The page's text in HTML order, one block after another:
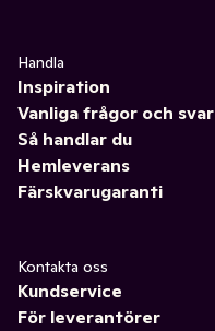
Handla
Inspiration
Vanliga frågor och svar
Så handlar du
Hemleverans
Färskvarugaranti
Kontakta oss
Kundservice
För leverantörer